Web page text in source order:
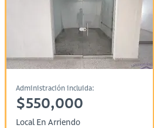
Administración incluida:
$550,000
Local En Arriendo